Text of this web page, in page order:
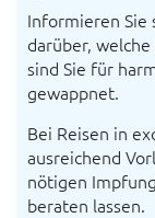
Infor­mieren Sie
darüber,
sind Sie für
gewappnet.
Bei Reisen in
aus­reichend
nötigen
beraten lassen.